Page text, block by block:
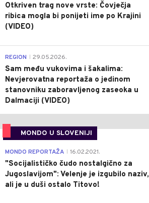
Otkriven trag nove vrste: Čovječja
ribica mogla bi ponijeti ime po Krajini
(VIDEO)
REGION 29.05.2026.
Sam među vukovima i šakalima:
Nevjerovatna reportaža o jedinom
stanovniku zaboravljenog zaseoka u
Dalmaciji (VIDEO)
MONDO U SLOVENIJI
MONDO REPORTAŽA 16.02.2021.
"Socijalističko čudo nostalgično za
Jugoslavijom": Velenje je izgubilo naziv,
ali je u duši ostalo Titovo!